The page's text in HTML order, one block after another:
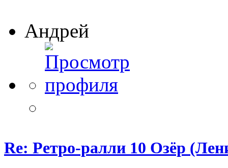
Андрей
Re: Ретро-ралли 10 Озёр